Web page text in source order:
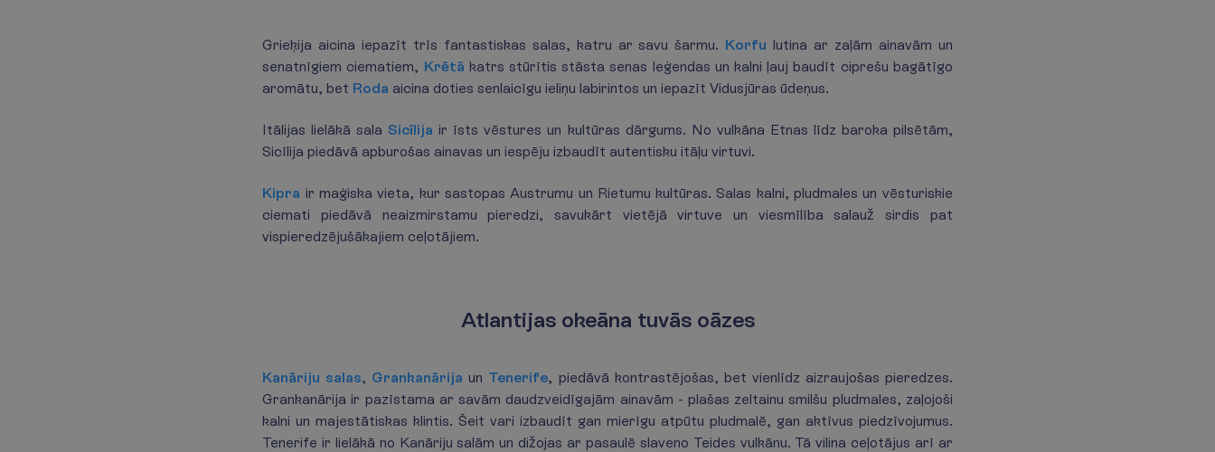
Grieķija aicina iepazīt trīs fantastiskas salas, katru ar savu šarmu. Korfulutina ar zaļām ainavām un
senatnīgiem ciematiem, Krētā katrs stūrītis stāsta senas leģendas un kalni ļauj baudīt ciprešu bagātīgo
aromātu, bet Roda aicina doties senlaicīgu ieliņu labirintos un iepazīt Vidusjūras ūdeņus.
Itālijas lielākā sala Sicīlija ir īsts vēstures un kultūras dārgums. No vulkāna Etnas līdz baroka pilsētām,
Sicīlija piedāvā apburošas ainavas un iespēju izbaudīt autentisku itāļu virtuvi.
Kipra ir maģiska vieta, kur sastopas Austrumu un Rietumu kultūras. Salas kalni, pludmales un vēsturiskie
ciemati piedāvā neaizmirstamu pieredzi, savukārt vietējā virtuve un viesmīlība salauž sirdis pat
vispieredzējušākajiem ceļotājiem.
Atlantijas okeāna tuvās oāzes
Kanāriju salas, Grankanārija un Tenerife, piedāvā kontrastējošas, bet vienlīdz aizraujošas pieredzes.
Grankanārija ir pazīstama ar savām daudzveidīgajām ainavām - plašas zeltainu smilšu pludmales, zaļojoši
kalni un majestātiskas klintis. Šeit vari izbaudīt gan mierīgu atpūtu pludmalē, gan aktīvus piedzīvojumus.
Tenerife ir lielākā no Kanāriju salām un dižojas ar pasaulē slaveno Teides vulkānu. Tā vilina ceļotājus arī ar